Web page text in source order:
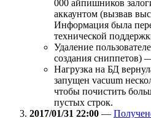
000 айпишников
аккаунтом (вызвав
Информация была
технической
Удаление
создания сниппетов)
Нагрузка на БД
запущен vacuum
чтобы почистить
пустых строк.
2017/01/31 22:00 —